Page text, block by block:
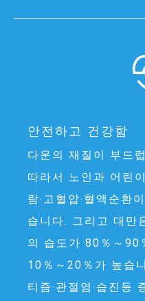
안전하고 건강함
다운의 재질이 부드
따라서 노인과 어린
람‧고혈압‧혈액순환
습니다. 그리고 대만
의 습도가 80％～90
10％～20％가 높습
티즘‧관절염‧습진등